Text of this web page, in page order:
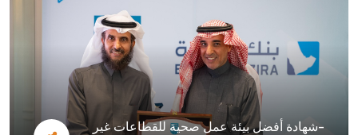
-شهادة أفضل بيئة عمل صحية للقطاعات غير